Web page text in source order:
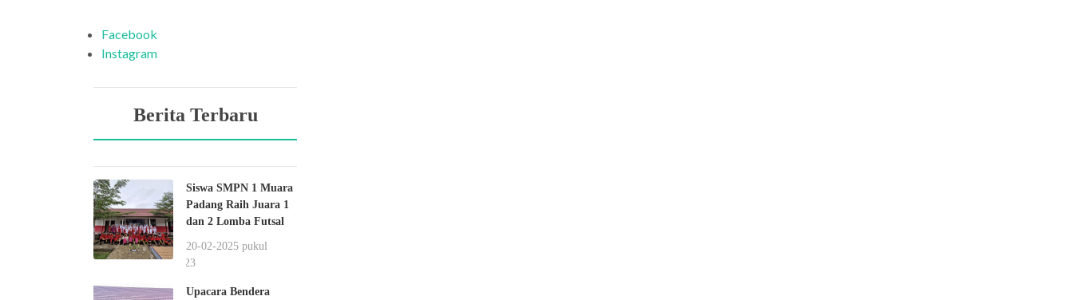
Facebook
Instagram
Berita Terbaru
Siswa SMPN 1 Muara
Padang Raih Juara 1
dan 2 Lomba Futsal
20-02-2025 pukul
00:23
Upacara Bendera